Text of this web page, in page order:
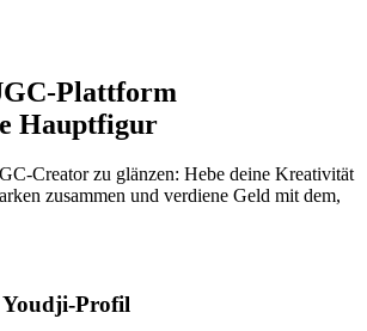
Plattform
Hauptfigur
Creator zu glänzen: Hebe deine Kreativität
zusammen und verdiene Geld mit dem,
Youdji-Profil